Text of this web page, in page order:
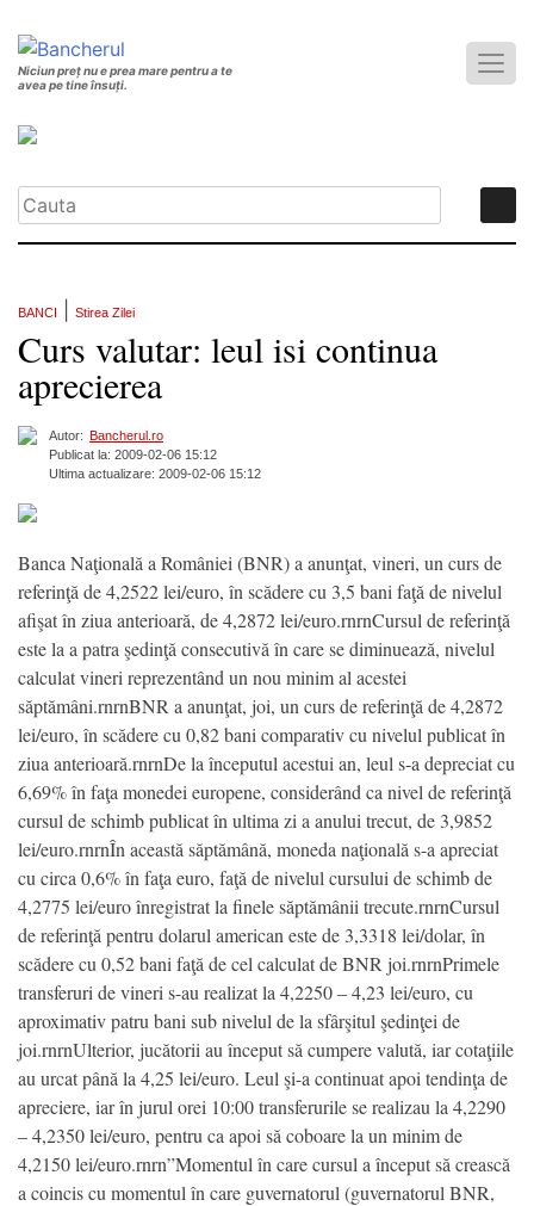
Niciun preț nu e prea mare pentru a te
avea pe tine însuți.
BANCI Stirea Zilei
Curs valutar: leul isi continua
aprecierea
Autor: Bancherul.ro
Publicat la: 2009-02-06 15:12
Ultima actualizare: 2009-02-06 15:12
Banca Naţională a României (BNR) a anunţat, vineri, un curs de
referinţă de 4,2522 lei/euro, în scădere cu 3,5 bani faţă de nivelul
afişat în ziua anterioară, de 4,2872 lei/euro.rnrnCursul de referinţă
este la a patra şedinţă consecutivă în care se diminuează, nivelul
calculat vineri reprezentând un nou minim al acestei
săptămâni.rnrnBNR a anunţat, joi, un curs de referinţă de 4,2872
lei/euro, în scădere cu 0,82 bani comparativ cu nivelul publicat în
ziua anterioară.rnrnDe la începutul acestui an, leul s-a depreciat cu
6,69% în faţa monedei europene, considerând ca nivel de referinţă
cursul de schimb publicat în ultima zi a anului trecut, de 3,9852
lei/euro.rnrnÎn această săptămână, moneda naţională s-a apreciat
cu circa 0,6% în faţa euro, faţă de nivelul cursului de schimb de
4,2775 lei/euro înregistrat la finele săptămânii trecute.rnrnCursul
de referinţă pentru dolarul american este de 3,3318 lei/dolar, în
scădere cu 0,52 bani faţă de cel calculat de BNR joi.rnrnPrimele
transferuri de vineri s-au realizat la 4,2250 – 4,23 lei/euro, cu
aproximativ patru bani sub nivelul de la sfârşitul şedinţei de
joi.rnrnUlterior, jucătorii au început să cumpere valută, iar cotaţiile
au urcat până la 4,25 lei/euro. Leul şi-a continuat apoi tendinţa de
apreciere, iar în jurul orei 10:00 transferurile se realizau la 4,2290
– 4,2350 lei/euro, pentru ca apoi să coboare la un minim de
4,2150 lei/euro.rnrn”Momentul în care cursul a început să crească
a coincis cu momentul în care guvernatorul (guvernatorul BNR,